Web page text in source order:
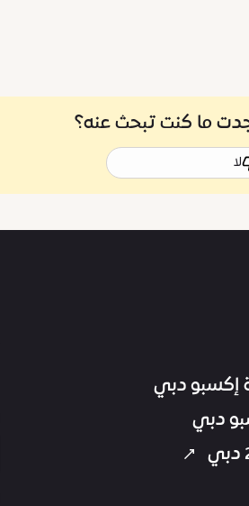
ما كنت تبحث عنه؟
لا
إكسبو دبي
دبي